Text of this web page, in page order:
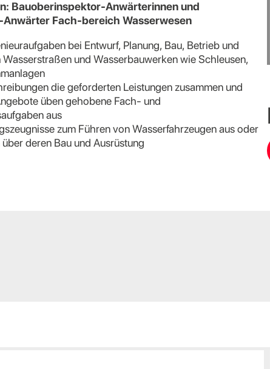
Bauoberinspektor-Anwärterinnen und
Fach-bereich Wasserwesen
bei Entwurf, Planung, Bau, Betrieb und
und Wasserbauwerken wie Schleusen,
die geforderten Leistungen zusammen und
üben gehobene Fach- und
aus
zum Führen von Wasserfahrzeugen aus oder
deren Bau und Ausrüstung